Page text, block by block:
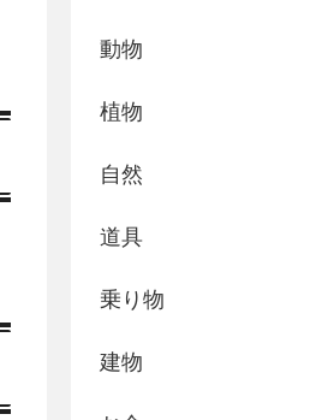
動物
植物
自然
道具
乗り物
建物